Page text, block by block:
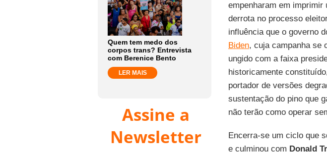
Quem tem medo dos
corpos trans? Entrevista
com Berenice Bento
LER MAIS
Assine a
Newsletter
empenharam em
derrota no processo
influência que o governo
Biden, cuja campanha se
ungido com a faixa
historicamente
portador de versões
sustentação do pino que
não terão como operar
Encerra-se um ciclo que
e culminou com Donald